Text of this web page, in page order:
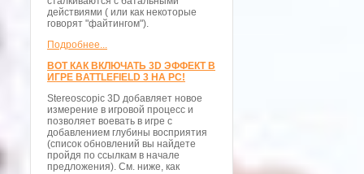
действиями ( или как некоторые
говорят "файтингом").
Подробнее...
ВОТ КАК ВКЛЮЧАТЬ 3D ЭФФЕКТ В
ИГРЕ BATTLEFIELD 3 НА PC!
Stereoscopic 3D добавляет новое
измерение в игровой процесс и
позволяет воевать в игре с
добавлением глубины восприятия
(список обновлений вы найдете
пройдя по ссылкам в начале
предложения). См. ниже, как